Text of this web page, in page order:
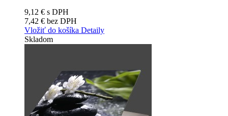
9,12 € s DPH
7,42 € bez DPH
Vložiť do košíka Detaily
Skladom